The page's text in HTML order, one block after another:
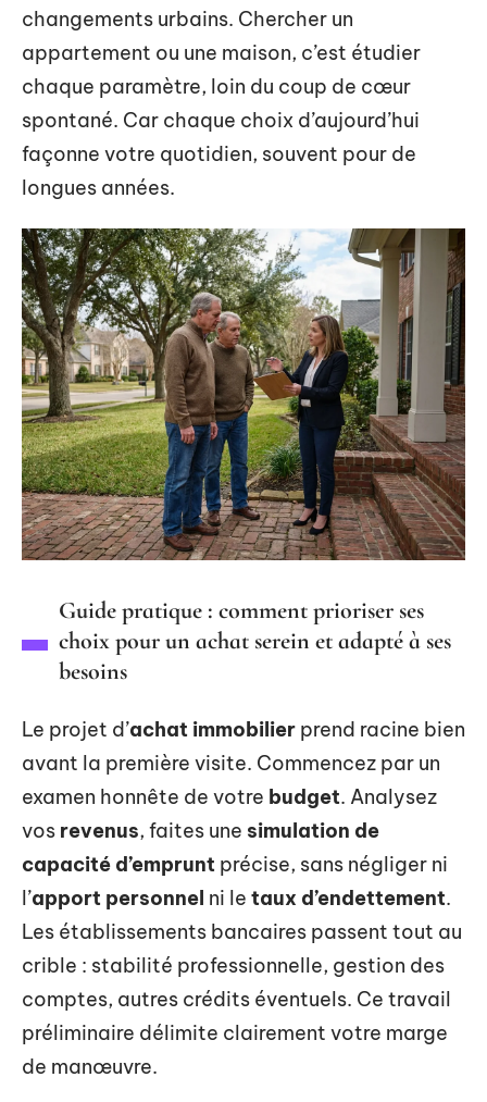
changements urbains. Chercher un
appartement ou une maison, c’est étudier
chaque paramètre, loin du coup de cœur
spontané. Car chaque choix d’aujourd’hui
façonne votre quotidien, souvent pour de
longues années.
Guide pratique : comment prioriser ses
choix pour un achat serein et adapté à ses
besoins
Le projet d’achat immobilier prend racine bien
avant la première visite. Commencez par un
examen honnête de votre budget. Analysez
vos revenus, faites une simulation de
capacité d’emprunt précise, sans négliger ni
l’apport personnel ni le taux d’endettement.
Les établissements bancaires passent tout au
crible : stabilité professionnelle, gestion des
comptes, autres crédits éventuels. Ce travail
préliminaire délimite clairement votre marge
de manœuvre.